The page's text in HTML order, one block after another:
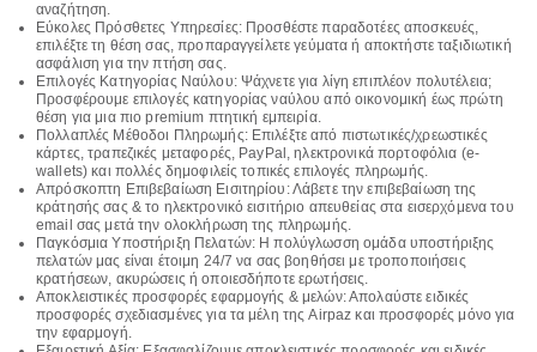
αναζήτηση.
Εύκολες Πρόσθετες Υπηρεσίες: Προσθέστε παραδοτέες αποσκευές,
επιλέξτε τη θέση σας, προπαραγγείλετε γεύματα ή αποκτήστε ταξιδιωτική
ασφάλιση για την πτήση σας.
Επιλογές Κατηγορίας Ναύλου: Ψάχνετε για λίγη επιπλέον πολυτέλεια;
Προσφέρουμε επιλογές κατηγορίας ναύλου από οικονομική έως πρώτη
θέση για μια πιο premium πτητική εμπειρία.
Πολλαπλές Μέθοδοι Πληρωμής: Επιλέξτε από πιστωτικές/χρεωστικές
κάρτες, τραπεζικές μεταφορές, PayPal, ηλεκτρονικά πορτοφόλια (e-
wallets) και πολλές δημοφιλείς τοπικές επιλογές πληρωμής.
Απρόσκοπτη Επιβεβαίωση Εισιτηρίου: Λάβετε την επιβεβαίωση της
κράτησής σας & το ηλεκτρονικό εισιτήριο απευθείας στα εισερχόμενα του
email σας μετά την ολοκλήρωση της πληρωμής.
Παγκόσμια Υποστήριξη Πελατών: Η πολύγλωσση ομάδα υποστήριξης
πελατών μας είναι έτοιμη 24/7 να σας βοηθήσει με τροποποιήσεις
κρατήσεων, ακυρώσεις ή οποιεσδήποτε ερωτήσεις.
Αποκλειστικές προσφορές εφαρμογής & μελών: Απολαύστε ειδικές
προσφορές σχεδιασμένες για τα μέλη της Airpaz και προσφορές μόνο για
την εφαρμογή.